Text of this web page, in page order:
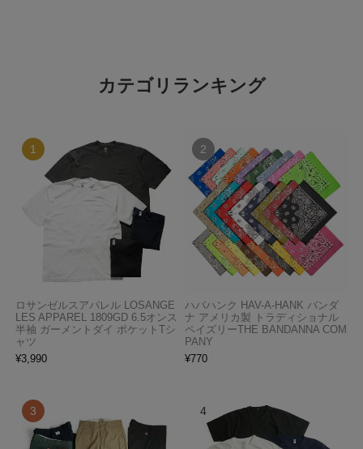
カテゴリランキング
ロサンゼルスアパレル LOSANGE
LES APPAREL 1809GD 6.5オンス
半袖 ガーメントダイ ポケットTシ
ャツ
¥3,990
ハバハンク HAV-A-HANK バンダ
ナ アメリカ製 トラディショナル
ペイズリーTHE BANDANNA COM
PANY
¥770